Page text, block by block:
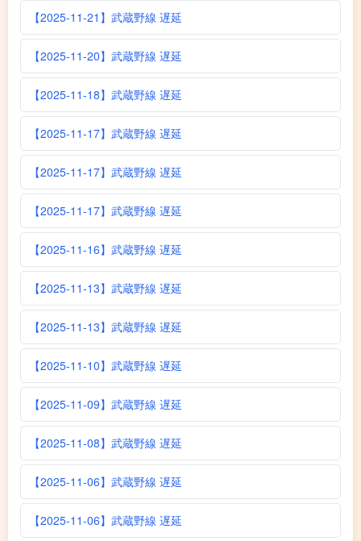
【2025-11-21】武蔵野線 遅延
【2025-11-20】武蔵野線 遅延
【2025-11-18】武蔵野線 遅延
【2025-11-17】武蔵野線 遅延
【2025-11-17】武蔵野線 遅延
【2025-11-17】武蔵野線 遅延
【2025-11-16】武蔵野線 遅延
【2025-11-13】武蔵野線 遅延
【2025-11-13】武蔵野線 遅延
【2025-11-10】武蔵野線 遅延
【2025-11-09】武蔵野線 遅延
【2025-11-08】武蔵野線 遅延
【2025-11-06】武蔵野線 遅延
【2025-11-06】武蔵野線 遅延